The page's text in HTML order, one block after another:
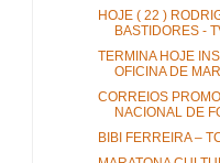
HOJE ( 22 )
BASTIDORES -
TERMINA HOJE
OFICINA DE
CORREIOS
NACIONAL DE
BIBI FERREIRA –